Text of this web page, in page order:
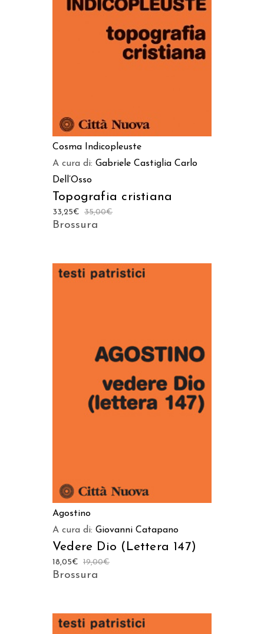
Cosma Indicopleuste
A cura di: Gabriele Castiglia Carlo
Dell’Osso
Topografia cristiana
35,00€
33,25€
Brossura
AGGIUNGI AL CARRELLO
Agostino
A cura di: Giovanni Catapano
Vedere Dio (Lettera 147)
19,00€
18,05€
Brossura